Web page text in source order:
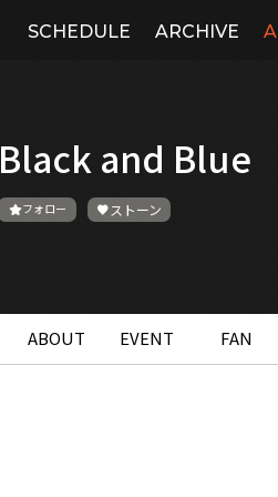
SCHEDULE ARCHIVE
Black and Blue
フォロー ストーン
ABOUT EVENT FAN